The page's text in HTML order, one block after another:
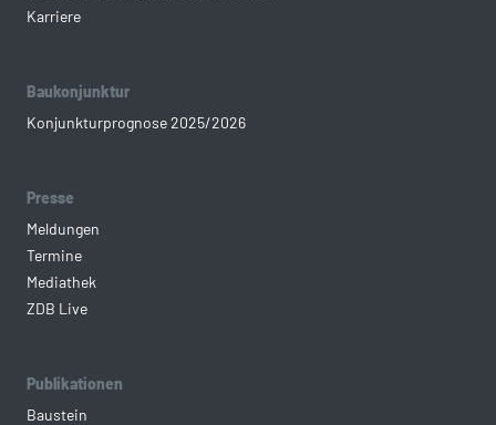
Karriere
Baukonjunktur
Konjunkturprognose 2025/2026
Presse
Meldungen
Termine
Mediathek
ZDB Live
Publikationen
Baustein